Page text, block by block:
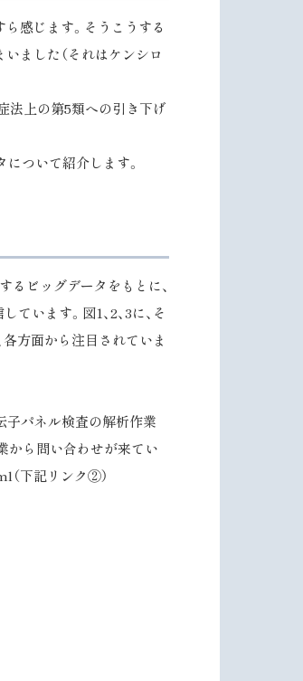
感じます。そうこうする
いました（それはケンシロ
法上の第5類への引き下げ
について紹介します。
ビッグデータをもとに、
います。図1、2、3に、そ
方面から注目されていま
子パネル検査の解析作業
から問い合わせが来てい
下記リンク②）